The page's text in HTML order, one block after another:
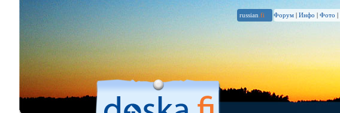
russian .fi Форум | Инфо | Фото |